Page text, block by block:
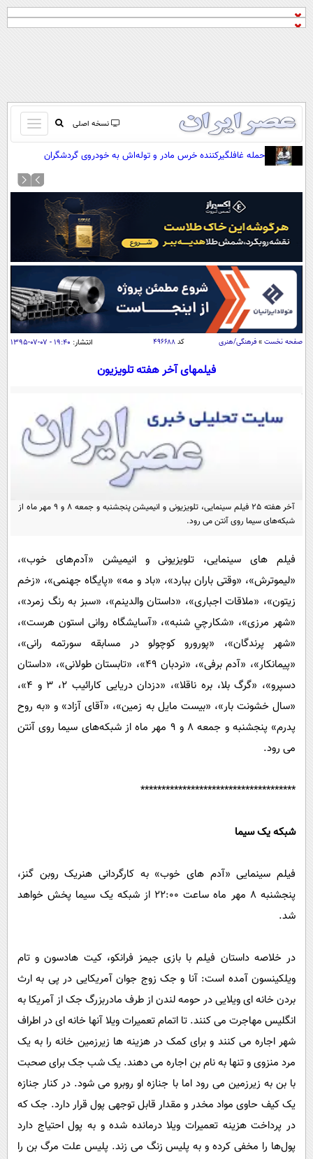
نسخه اصلی
باز
و
کردن
صفحه اول
آرشیو
نظرسنجی
آب و هوا
اوقات شرعی
سواد زندگی
اقتصاد
اقتصادی
جامعه
حوادث
یک برش دانایی
بین الملل
علم و دانش
علمی
گوناگون
باشگاه مغز
مجله تصویری سلاح
ورزش
سیاست
فناوری
گوناگون
حوادث
محیط زیست
فرهنگی
سیاست خارجی
عصر ایران 2
خواندنی ها و دیدنی ها
داستان کوتاه
آشپزی
دانلود
آموزش زبان
حمله غافلگیرکننده خرس مادر و توله‌اش به خودروی گردشگران
صفحه نخست » فرهنگی/هنری کد ۴۹۶۶۸۸ انتشار: ۱۹:۴۰ - ۰۷-۰۷-۱۳۹۵
فیلم‎های آخر هفته تلویزیون
آخر هفته 25 فیلم سینمایی، تلویزیونی و انیمیشن پنجشنبه و جمعه 8 و 9 مهر ماه از
شبکه‌های سیما روی آنتن می رود.
فیلم های سینمایی، تلویزیونی و انیمیشن «آدم‌های خوب»،
«لیموترش»، «وقتی باران ببارد»، «باد و مه» «پایگاه جهنمی»، «زخم
زیتون»، «ملاقات اجباری»، «داستان والدینم»، «سبز به رنگ زمرد»،
«شهر مرزی»، «شکارچي شنبه»، «آسایشگاه روانی استون‌ هرست»،
«شهر پرندگان»، «پورورو کوچولو در مسابقه سورتمه رانی»،
«پیمانکار»، «آدم برفی»، «نردبان 49»، «تابستان طولانی»، «داستان
دسپرو»، «گرگ بلا، بره ناقلا»، «دزدان دریایی کارائیب 2، 3 و 4»،
«سال خشونت بار»، «بیست مایل به زمین»، «آقای آزاد» و «به روح
پدرم» پنجشنبه و جمعه 8 و 9 مهر ماه از شبکه‌های سیما روی آنتن
می رود.
*************************************
شبکه یک سیما
فیلم سینمایی «آدم های خوب» به کارگردانی هنریک روبن گنز،
پنجشنبه 8 مهر ‌ماه ساعت 22:00 از شبکه یک سیما پخش خواهد
شد.
در خلاصه داستان فیلم با بازی جیمز فرانکو، کیت هادسون و تام
ویلکینسون آمده است: آنا و جک زوج جوان آمریکایی در پی به ارث
بردن خانه ای ویلایی در حومه لندن از طرف مادربزرگ جک از آمریکا به
انگلیس مهاجرت می کنند. تا اتمام تعمیرات ویلا آنها خانه ای در اطراف
شهر اجاره می کنند و برای کمک در هزینه ها زیرزمین خانه را به یک
مرد منزوی و تنها به نام بن اجاره می دهند. یک شب جک برای صحبت
با بن به زیرزمین می رود اما با جنازه او روبرو می شود. در کنار جنازه
یک کیف حاوی مواد مخدر و مقدار قابل توجهی پول قرار دارد. جک که
در پرداخت هزینه تعمیرات ویلا درمانده شده و به پول احتیاج دارد
پول‌ها را مخفی کرده و به پلیس زنگ می زند. پلیس علت مرگ بن را